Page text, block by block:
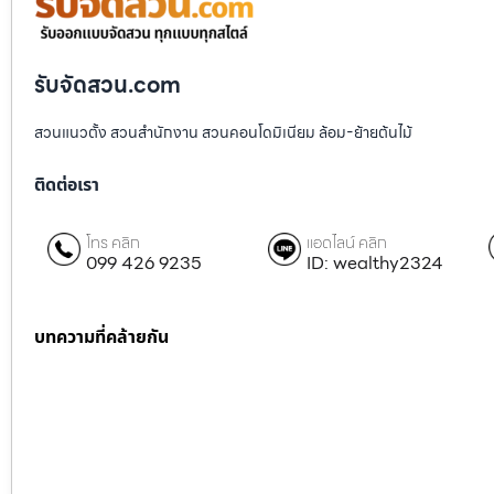
รับจัดสวน.com
สวนแนวตั้ง สวนสำนักงาน สวนคอนโดมิเนียม ล้อม-ย้ายต้นไม้
ติดต่อเรา
โทร คลิก
099 426 9235
แอดไลน์ คลิก
ID: wealthy2324
บทความที่คล้ายกัน